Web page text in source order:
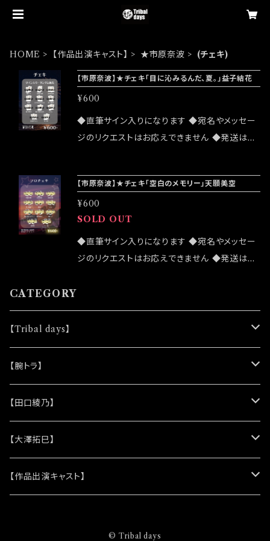
HOME 【作品出演キャスト】 ★市原奈波 (チェキ)
【市原奈波】★チェキ「目に沁みるんだ、夏。」益子結花
¥600
◆直筆サイン入りになります ◆宛名やメッセー
ジのリクエストはお応えできません ◆発送はラ
みるんだ、夏。」大感謝祭終了後になります 公演
詳細はこちら↓ https://tribaldays.com/inf
o/6752405
【市原奈波】★チェキ「空白のメモリー」天願美空
¥600
SOLD OUT
◆直筆サイン入りになります ◆宛名やメッセー
ジのリクエストはお応えできません ◆発送はラ
CATEGORY
【Tribal days】
★ノベルティー
(シリコンリストバンド)
(レザーキーホルダー)
★DVD
★脚本
★クリアファイル＆ソロプロマイドセット
【腕トラ】
★CD
(アルバム)
(シングル)
★プロマイド
★チェキ
【田口綾乃】
★プロマイド
★チェキ
【大澤拓巳】
★プロマイド
【作品出演キャスト】
© Tribal days